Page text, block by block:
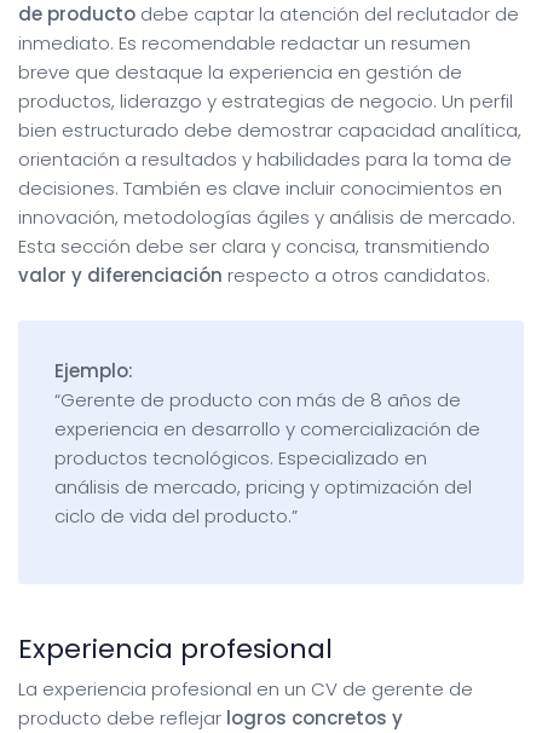
de producto debe captar la atención del reclutador de
inmediato. Es recomendable redactar un resumen
breve que destaque la experiencia en gestión de
productos, liderazgo y estrategias de negocio. Un perfil
bien estructurado debe demostrar capacidad analítica,
orientación a resultados y habilidades para la toma de
decisiones. También es clave incluir conocimientos en
innovación, metodologías ágiles y análisis de mercado.
Esta sección debe ser clara y concisa, transmitiendo
valor y diferenciación respecto a otros candidatos.
Ejemplo:
“Gerente de producto con más de 8 años de
experiencia en desarrollo y comercialización de
productos tecnológicos. Especializado en
análisis de mercado, pricing y optimización del
ciclo de vida del producto.”
Experiencia profesional
La experiencia profesional en un CV de gerente de
producto debe reflejar logros concretos y